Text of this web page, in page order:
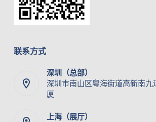
联系方式
深圳（总部）
深圳市南山区粤海街道高新南
厦
上海（展厅）